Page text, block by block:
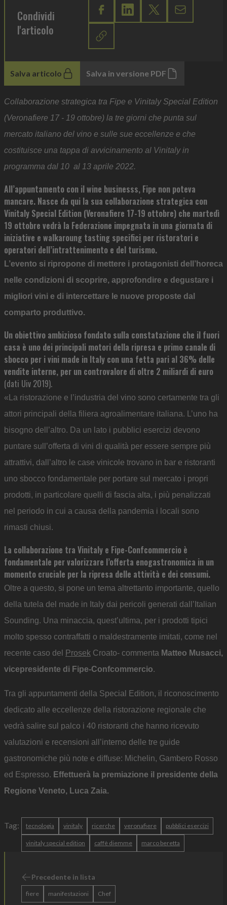
Condividi
l'articolo
Salva articolo Salva in versione PDF
Collaborazione strategica tra Fipe e Vinitaly Special Edition
(Veronafiere 17 - 19 ottobre) la tre giorni che punta sul
mercato italiano del vino e sulle sue eccellenze e che
costituisce una tappa di avvicinamento al Vinitaly in
programma dal 10 al 13 aprile 2022.
All’appuntamento con il wine businesss, Fipe non poteva
mancare. Nasce da qui la sua collaborazione strategica con
Vinitaly Special Edition (Veronafiere 17-19 ottobre) che martedì
19 ottobre vedrà la Federazione impegnata in una giornata di
iniziative e walkaroung tasting specifici per ristoratori e
operatori dell’intrattenimento e del turismo.
L’evento si ripropone di mettere i protagonisti dell’horeca
nelle condizioni di scoprire, approfondire e degustare i
migliori vini e di intercettare le nuove proposte dal
comparto produttivo.
Un obiettivo ambizioso fondato sulla constatazione che il fuori
casa è uno dei principali motori della ripresa e primo canale di
sbocco per i vini made in Italy con una fetta pari al 36% delle
vendite interne, per un controvalore di oltre 2 miliardi di euro
(dati Uiv 2019).
«La ristorazione e l’industria del vino sono certamente tra gli
attori principali della filiera agroalimentare italiana. L’uno ha
bisogno dell’altro. Da un lato i pubblici esercizi devono
puntare sull’offerta di vini di qualità per essere sempre più
attrattivi, dall’altro le case vinicole trovano in bar e ristoranti
uno sbocco fondamentale per portare sul mercato i propri
prodotti, in particolare quelli di fascia alta, i più penalizzati
nel periodo in cui a causa della pandemia i locali sono
rimasti chiusi.
La collaborazione tra Vinitaly e Fipe-Confcommercio è
fondamentale per valorizzare l’offerta enogastronomica in un
momento cruciale per la ripresa delle attività e dei consumi.
Oltre a questo, si pone un tema altrettanto importante, quello
della tutela del made in Italy dai pericoli generati dall’Italian
Sounding. Una minaccia, quest’ultima, per i prodotti tipici
molto spesso contraffatti o maldestramente imitati, come nel
recente caso del
Prosek Croato- commenta Matteo Musacci,
vicepresidente di Fipe-Confcommercio.
Tra gli appuntamenti della Special Edition, il riconoscimento
dedicato alle eccellenze della ristorazione regionale che
vedrà salire sul palco i 40 ristoranti che hanno ricevuto
valutazioni e recensioni all’interno delle tre guide
gastronomiche più note e diffuse: Michelin, Gambero Rosso
ed Espresso. Effettuerà la premiazione il presidente della
Regione Veneto, Luca Zaia.
Tag: tecnologia vinitaly ricerche veronafiere pubblici esercizi
vinitaly special edition caffè diemme marco beretta
Precedente in lista
fiere manifestazioni Chef